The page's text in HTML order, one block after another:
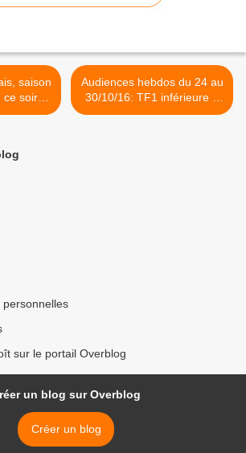
soir à
3
Audiences hebdos du 24 au
30/10/16: TF1 inférieure à
20%. Fr2 au plus bas. M6
sur le portail Overblog
un blog sur Overblog
Créer un blog